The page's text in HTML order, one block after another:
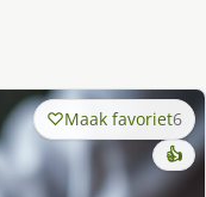
Maak favoriet6
👍